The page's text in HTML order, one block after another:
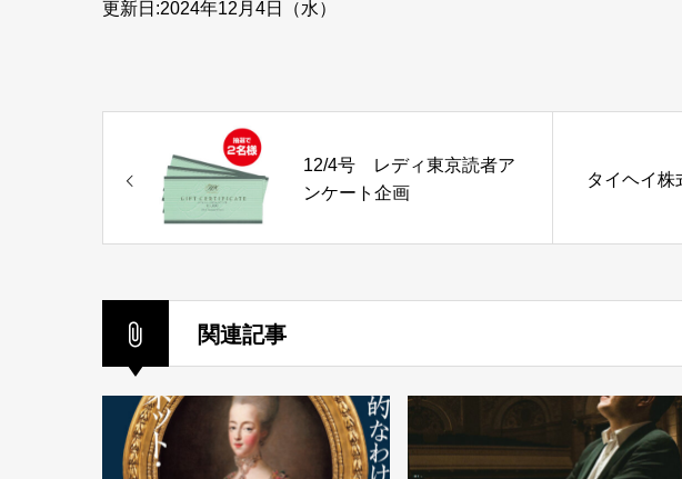
更新日:2024年12月4日（水）
12/4号 レディ東京読者ア
ンケート企画
タイヘイ株
関連記事